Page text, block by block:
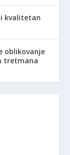
i kvalitetan
oblikovanje
tretmana